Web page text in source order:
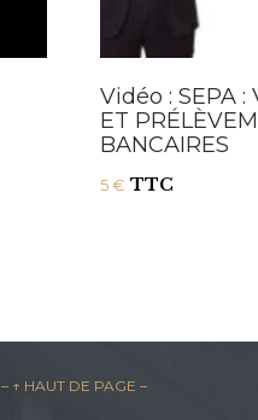
Vidéo : SEPA :
ET
BANCAIRES
5€ TTC
– ↑ HAUT DE PAGE –